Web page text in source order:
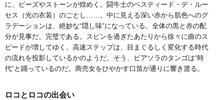
に、ビーズやストーンが煌めく。闘牛士のベスティード・デ・ルー
セス（光の衣装）のごとし……。中に見える深い赤から肌色へのグ
ラデーションは、絶妙な“隠し味”になっている。全体の黒と赤の配
分が見事だ。完璧である。スピンを過ぎたあたりから徐々に曲のス
ピードが増してゆく。高速ステップは、目まぐるしく変化する時代
の流れを投影しているかのようだ。そう、ピアソラのタンゴは“時
代”と踊っているのだ。商売女をひやかす口笛が通りに響き渡る。
ロコとロコの出会い